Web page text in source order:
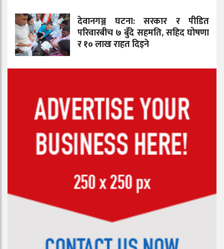
देवानगञ्ज घटना: सरकार र पीडित
परिवारबीच ७ बुँदे सहमति, सहिद घोषणा
र १० लाख राहत दिइने